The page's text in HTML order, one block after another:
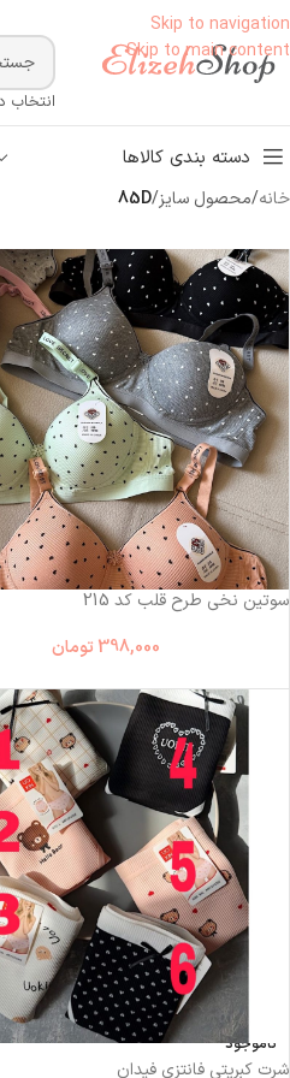
Skip to navigation
Skip to main content
انتخاب
دسته بندی کالاها
خانه/محصول سایز/
85D
سوتین نخی طرح قلب کد 215
398,000 تومان
ناموجود
شرت کبریتی فانتزی فیدان